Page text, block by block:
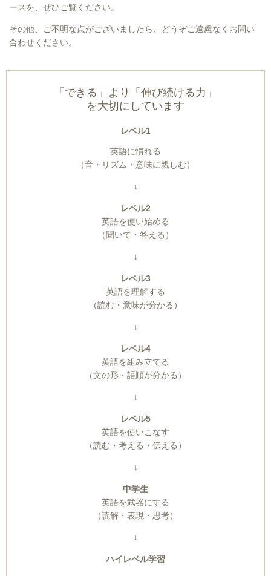
ースを、ぜひご覧ください。
その他、ご不明な点がございましたら、どうぞご遠慮なくお問い
合わせください。
「できる」より「伸び続ける力」
を大切にしています
レベル1
英語に慣れる
（音・リズム・意味に親しむ）
↓
レベル2
英語を使い始める
（聞いて・答える）
↓
レベル3
英語を理解する
（読む・意味が分かる）
↓
レベル4
英語を組み立てる
（文の形・語順が分かる）
↓
レベル5
英語を使いこなす
（読む・考える・伝える）
↓
中学生
英語を武器にする
（読解・表現・思考）
↓
ハイレベル学習